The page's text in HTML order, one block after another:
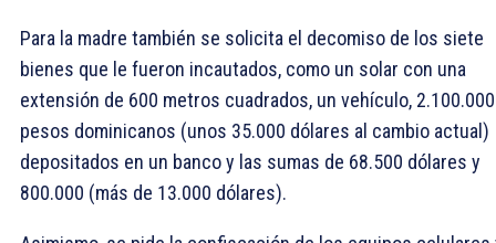
Para la madre también se solicita el decomiso de los siete
bienes que le fueron incautados, como un solar con una
extensión de 600 metros cuadrados, un vehículo, 2.100.000
pesos dominicanos (unos 35.000 dólares al cambio actual)
depositados en un banco y las sumas de 68.500 dólares y
800.000 (más de 13.000 dólares).